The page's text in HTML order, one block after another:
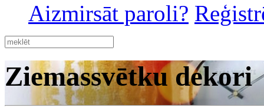
Aizmirsāt paroli?
Ziemassvētku dekori